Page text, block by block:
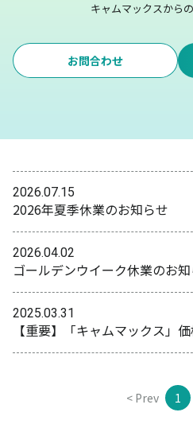
キャムマックスから
お問合わせ
2026.07.15
2026年夏季休業のお知らせ
2026.04.02
ゴールデンウイーク休業のお
2025.03.31
【重要】「キャムマックス」
< Prev 1